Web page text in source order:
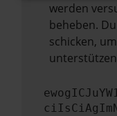
werden
beheben.
schicken,